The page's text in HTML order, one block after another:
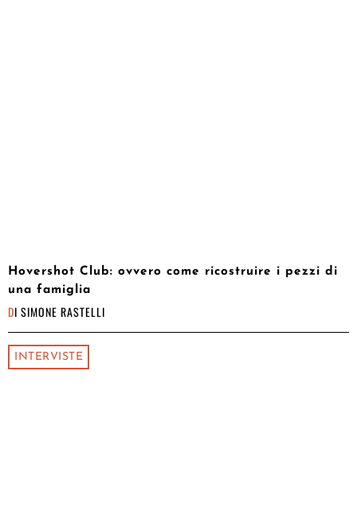
Hovershot Club: ovvero come ricostruire i pezzi di
una famiglia
DI SIMONE RASTELLI
INTERVISTE